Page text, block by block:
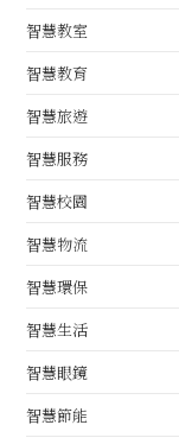
智慧教室
智慧教育
智慧旅遊
智慧服務
智慧校園
智慧物流
智慧環保
智慧生活
智慧眼鏡
智慧節能